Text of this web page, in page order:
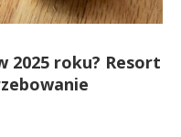
2025 roku? Resort